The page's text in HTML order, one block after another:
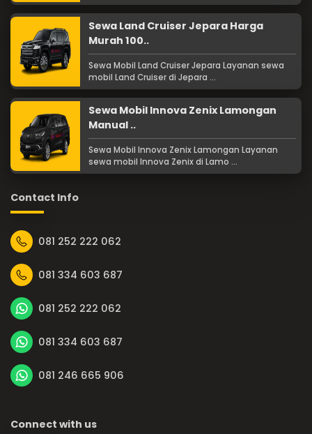
Sewa Land Cruiser Jepara Harga
Murah 100..
Sewa Mobil Land Cruiser Jepara Layanan sewa
mobil Land Cruiser di Jepara ...
Sewa Mobil Innova Zenix Lamongan
Manual ..
Sewa Mobil Innova Zenix Lamongan Layanan
sewa mobil Innova Zenix di Lamo ...
Contact Info
081 252 222 062
081 334 603 687
081 252 222 062
081 334 603 687
081 246 665 906
Connect with us